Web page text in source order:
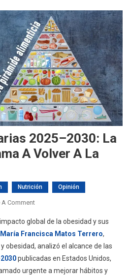
2025–2030: La
A Volver A La
Nutrición Opinión
A CommentOn
Alimentarias
2025–
2030:
La
Dra.
global de la obesidad y sus
María Francisca Matos Terrero,
obesidad, analizó el alcance de las
publicadas en Estados Unidos,
urgente a mejorar hábitos y